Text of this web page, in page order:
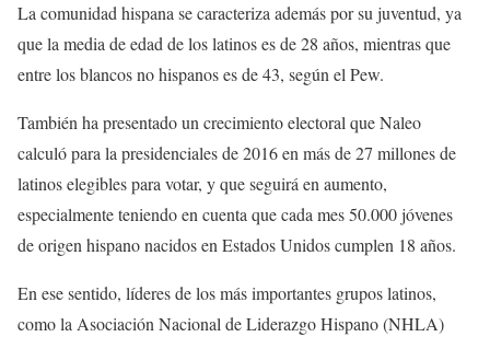
La comunidad hispana se caracteriza además por su juventud, ya
que la media de edad de los latinos es de 28 años, mientras que
entre los blancos no hispanos es de 43, según el Pew.
También ha presentado un crecimiento electoral que Naleo
calculó para la presidenciales de 2016 en más de 27 millones de
latinos elegibles para votar, y que seguirá en aumento,
especialmente teniendo en cuenta que cada mes 50.000 jóvenes
de origen hispano nacidos en Estados Unidos cumplen 18 años.
En ese sentido, líderes de los más importantes grupos latinos,
como la Asociación Nacional de Liderazgo Hispano (NHLA)